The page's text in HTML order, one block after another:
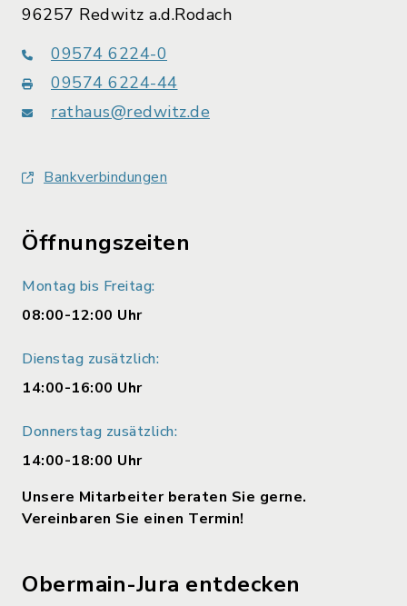
96257 Redwitz a.d.Rodach
09574 6224-0
09574 6224-44
rathaus@redwitz.de
Bankverbindungen
Öffnungszeiten
Montag bis Freitag:
08:00-12:00 Uhr
Dienstag zusätzlich:
14:00-16:00 Uhr
Donnerstag zusätzlich:
14:00-18:00 Uhr
Unsere Mitarbeiter beraten Sie gerne.
Vereinbaren Sie einen Termin!
Obermain-Jura entdecken